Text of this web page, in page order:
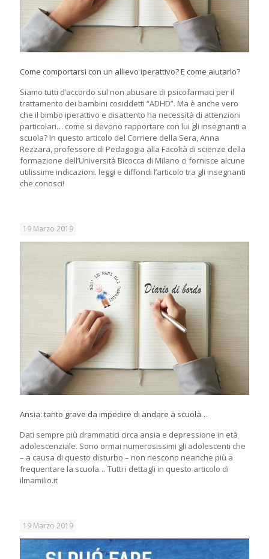
Come comportarsi con un allievo iperattivo? E come aiutarlo?
Siamo tutti d’accordo sul non abusare di psicofarmaci per il
trattamento dei bambini cosiddetti “ADHD”. Ma è anche vero
che il bimbo iperattivo e disattento ha necessità di attenzioni
particolari… come si devono rapportare con lui gli insegnanti a
scuola? In questo articolo del Corriere della Sera, Anna
Rezzara, professore di Pedagogia alla Facoltà di scienze della
formazione dell’Università Bicocca di Milano ci fornisce alcune
utilissime indicazioni. leggi e diffondi l’articolo tra gli insegnanti
che conosci!
19 Marzo 2019
Ansia: tanto grave da impedire di andare a scuola…
Dati sempre più drammatici circa ansia e depressione in età
adolescenziale. Sono ormai numerosissimi gli adolescenti che
– a causa di questo disturbo – non riescono neanche più a
frequentare la scuola… Tutti i dettagli in questo articolo di
ilmamilio.it
19 Marzo 2019